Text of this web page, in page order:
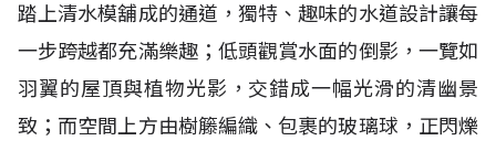
踏上清水模舖成的通道，獨特、趣味的水道設計讓每
一步跨越都充滿樂趣；低頭觀賞水面的倒影，一覽如
羽翼的屋頂與植物光影，交錯成一幅光滑的清幽景
致；而空間上方由樹籐編織、包裹的玻璃球，正閃爍